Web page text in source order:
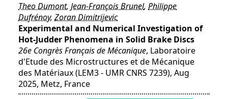
Theo Dumont, Jean-François Brunel, Philippe
Dufrénoy, Zoran Dimitrijevic
Experimental and Numerical Investigation of
Hot-Judder Phenomena in Solid Brake Discs
26e Congrès Français de Mécanique, Laboratoire
d'Etude des Microstructures et de Mécanique
des Matériaux (LEM3 - UMR CNRS 7239), Aug
2025, Metz, France